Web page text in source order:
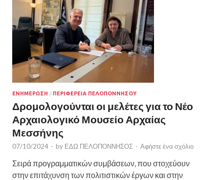
ΕΝΗΜΕΡΩΣΗ / ΠΕΡΙΦΕΡΕΙΑ ΠΕΛΟΠΟΝΝΗΣΟΥ
Δρομολογούνται οι μελέτες για το Νέο
Αρχαιολογικό Μουσείο Αρχαίας
Μεσσήνης
07/10/2024 - by ΕΔΩ ΠΕΛΟΠΟΝΝΗΣΟΣ - Αφήστε ένα σχόλιο
Σειρά προγραμματικών συμβάσεων, που στοχεύουν
στην επιτάχυνση των πολιτιστικών έργων και στην